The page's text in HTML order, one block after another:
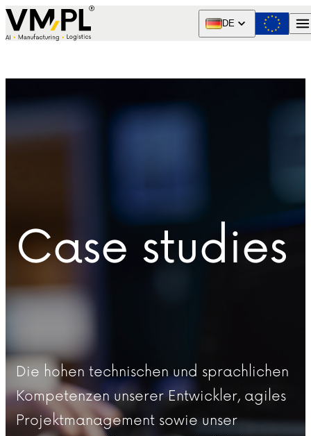
Skip to content
DE
Case studies
Die hohen technischen und sprachlichen
Kompetenzen unserer Entwickler, agiles
Projektmanagement sowie unser